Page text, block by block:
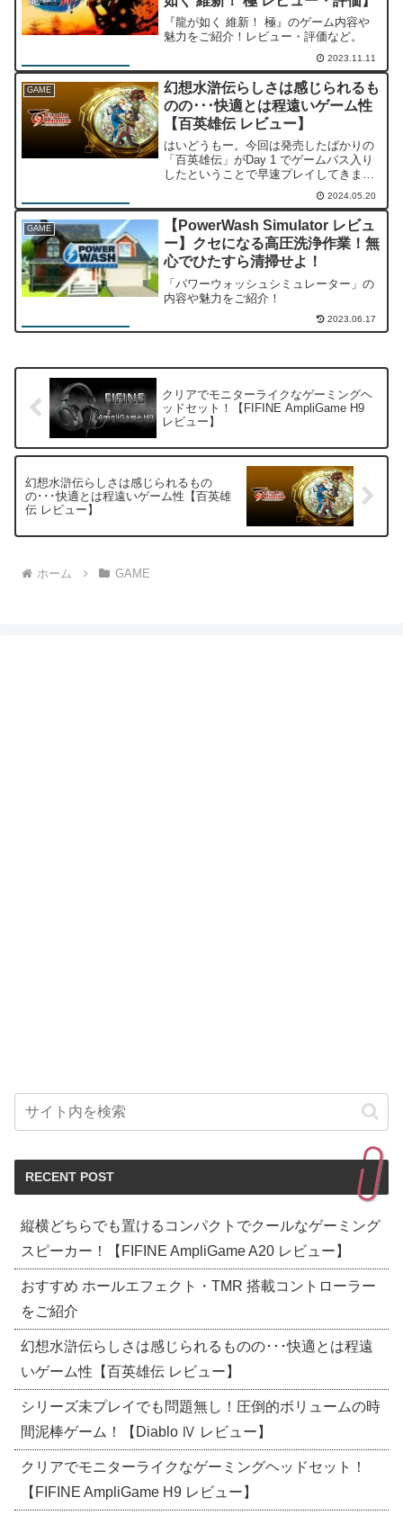
『龍が如く 維新！ 極』のゲーム内容や
魅力をご紹介！レビュー・評価など。
2023.11.11
GAME
幻想水滸伝らしさは感じられるも
のの･･･快適とは程遠いゲーム性
【百英雄伝 レビュー】
はいどうもー。今回は発売したばかりの
「百英雄伝」がDay 1 でゲームパス入り
したということで早速プレイしてきまし
たー。発売前の期待も高く、注目されて
いた本作。「幻想水滸伝」らしさがあり
懐かしさを感じるゲームでしたが、内容
に関してはあまり良...
2024.05.20
GAME
【PowerWash Simulator レビュ
ー】クセになる高圧洗浄作業！無
心でひたすら清掃せよ！
「パワーウォッシュシミュレーター」の
内容や魅力をご紹介！
2023.06.17
クリアでモニターライクなゲーミングヘ
ッドセット！【FIFINE AmpliGame H9
レビュー】
幻想水滸伝らしさは感じられるもの
の･･･快適とは程遠いゲーム性【百英雄
伝 レビュー】
ホーム GAME
RECENT POST
縦横どちらでも置けるコンパクトでクールなゲーミング
スピーカー！【FIFINE AmpliGame A20 レビュー】
おすすめ ホールエフェクト・TMR 搭載コントローラー
をご紹介
幻想水滸伝らしさは感じられるものの･･･快適とは程遠
いゲーム性【百英雄伝 レビュー】
シリーズ未プレイでも問題無し！圧倒的ボリュームの時
間泥棒ゲーム！【Diablo Ⅳ レビュー】
クリアでモニターライクなゲーミングヘッドセット！
【FIFINE AmpliGame H9 レビュー】